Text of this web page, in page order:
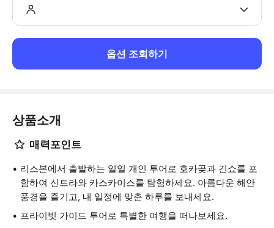
옵션 조회하기
상품소개
매력포인트
리스본에서 출발하는 일일 개인 투어로 호카곶과 긴쇼를 포
함하여 신트라와 카스카이스를 탐험하세요. 아름다운 해안
풍경을 즐기고, 내 일정에 맞춘 하루를 보내세요.
프라이빗 가이드 투어로 특별한 여행을 떠나보세요.